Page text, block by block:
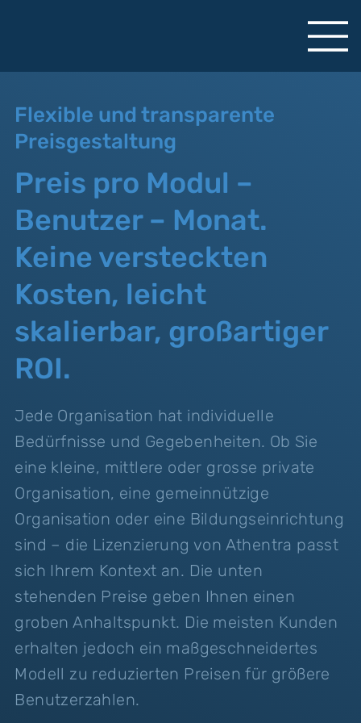
Flexible und transparente
Preisgestaltung
Preis pro Modul –
Benutzer – Monat.
Keine versteckten
Kosten, leicht
skalierbar, großartiger
ROI.
Jede Organisation hat individuelle
Bedürfnisse und Gegebenheiten. Ob Sie
eine kleine, mittlere oder grosse private
Organisation, eine gemeinnützige
Organisation oder eine Bildungseinrichtung
sind – die Lizenzierung von Athentra passt
sich Ihrem Kontext an. Die unten
stehenden Preise geben Ihnen einen
groben Anhaltspunkt. Die meisten Kunden
erhalten jedoch ein maßgeschneidertes
Modell zu reduzierten Preisen für größere
Benutzerzahlen.